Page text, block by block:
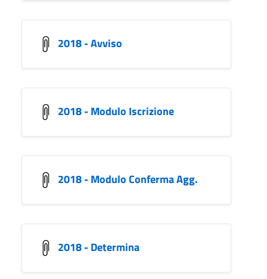
2018 - Avviso
2018 - Modulo Iscrizione
2018 - Modulo Conferma Agg.
2018 - Determina